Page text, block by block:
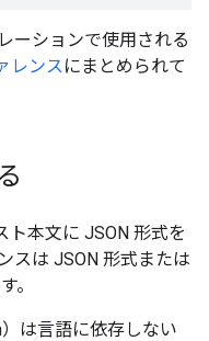
ーションで使用される
レンスにまとめられて
ト本文に JSON 形式を
スは JSON 形式または
。
）は言語に依存しない